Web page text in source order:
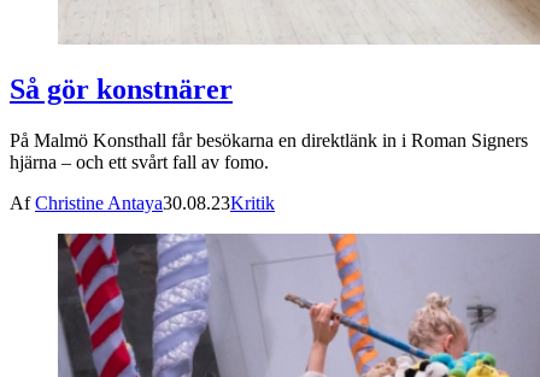
Så gör konstnärer
På Malmö Konsthall får besökarna en direktlänk in i Roman Signers
hjärna – och ett svårt fall av fomo.
AfChristine Antaya30.08.23Kritik